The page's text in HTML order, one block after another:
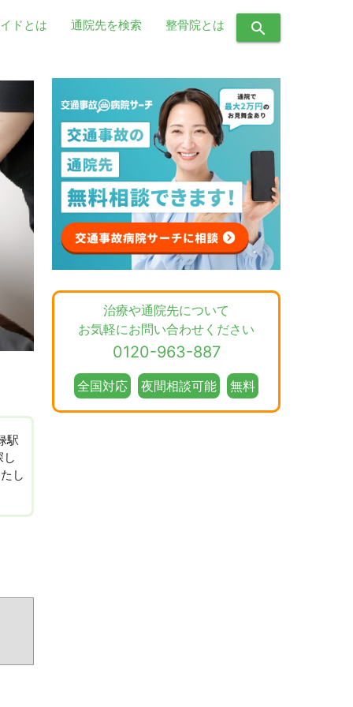
ドとは 通院先を検索 整骨院とは search
駅
し
治療や通院先について
お気軽にお問い合わせください
0120-963-887
全国対応 夜間相談可能 無料